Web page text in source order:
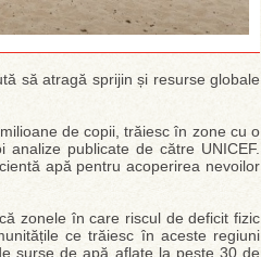
să atragă sprijin și resurse globale
de copii, trăiesc în zone cu o
publicate de către UNICEF.
apă pentru acoperirea nevoilor
zonele în care riscul de deficit fizic
ce trăiesc în aceste regiuni
surse de apă aflate la peste 30 de